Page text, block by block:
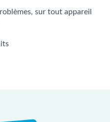
sur tout appareil